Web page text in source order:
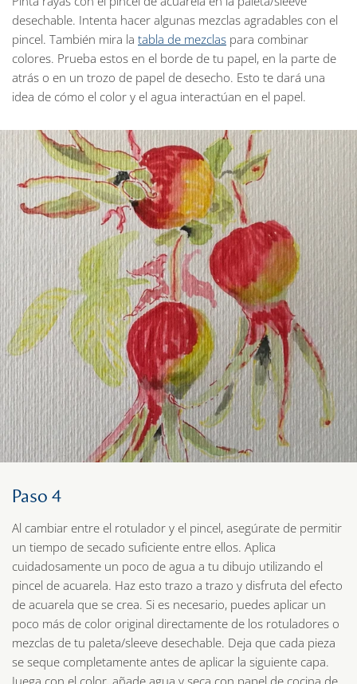
desechable. Intenta hacer algunas mezclas agradables con el
pincel. También mira la tabla de mezclas para combinar
colores. Prueba estos en el borde de tu papel, en la parte de
atrás o en un trozo de papel de desecho. Esto te dará una
idea de cómo el color y el agua interactúan en el papel.
Paso 4
Al cambiar entre el rotulador y el pincel, asegúrate de permitir
un tiempo de secado suficiente entre ellos. Aplica
cuidadosamente un poco de agua a tu dibujo utilizando el
pincel de acuarela. Haz esto trazo a trazo y disfruta del efecto
de acuarela que se crea. Si es necesario, puedes aplicar un
poco más de color original directamente de los rotuladores o
mezclas de tu paleta/sleeve desechable. Deja que cada pieza
se seque completamente antes de aplicar la siguiente capa.